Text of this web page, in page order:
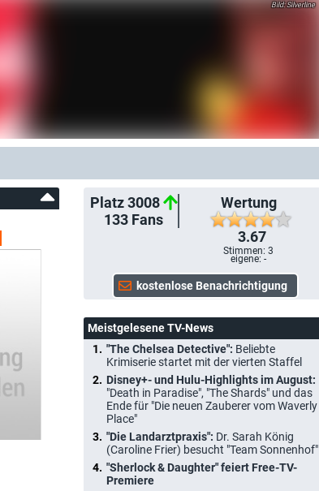
Silverline
Platz 3008
133 Fans
Wertung
3.67
Stimmen:3
eigene: -
Meistgelesene TV-News
"The Chelsea Detective": Beliebte
Krimiserie startet mit der vierten Staffel
Disney+- und Hulu-Highlights im August:
"Death in Paradise", "The Shards" und das
Ende für "Die neuen Zauberer vom Waverly
Place"
"Die Landarztpraxis": Dr. Sarah König
(Caroline Frier) besucht "Team Sonnenhof"
"Sherlock & Daughter" feiert Free-TV-
Premiere